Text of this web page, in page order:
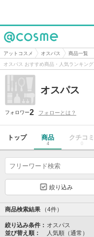
@cosme
アットコスメ オスパス
商品一覧
オスパス おすすめ商品・人気ランキング
オスパス
フォロワー2 フォローとは？
トップ 商品
4
クチコミ
0
絞り込み
商品検索結果 （4件）
絞り込み条件： オスパス
並び替え順：
人気順（通常）